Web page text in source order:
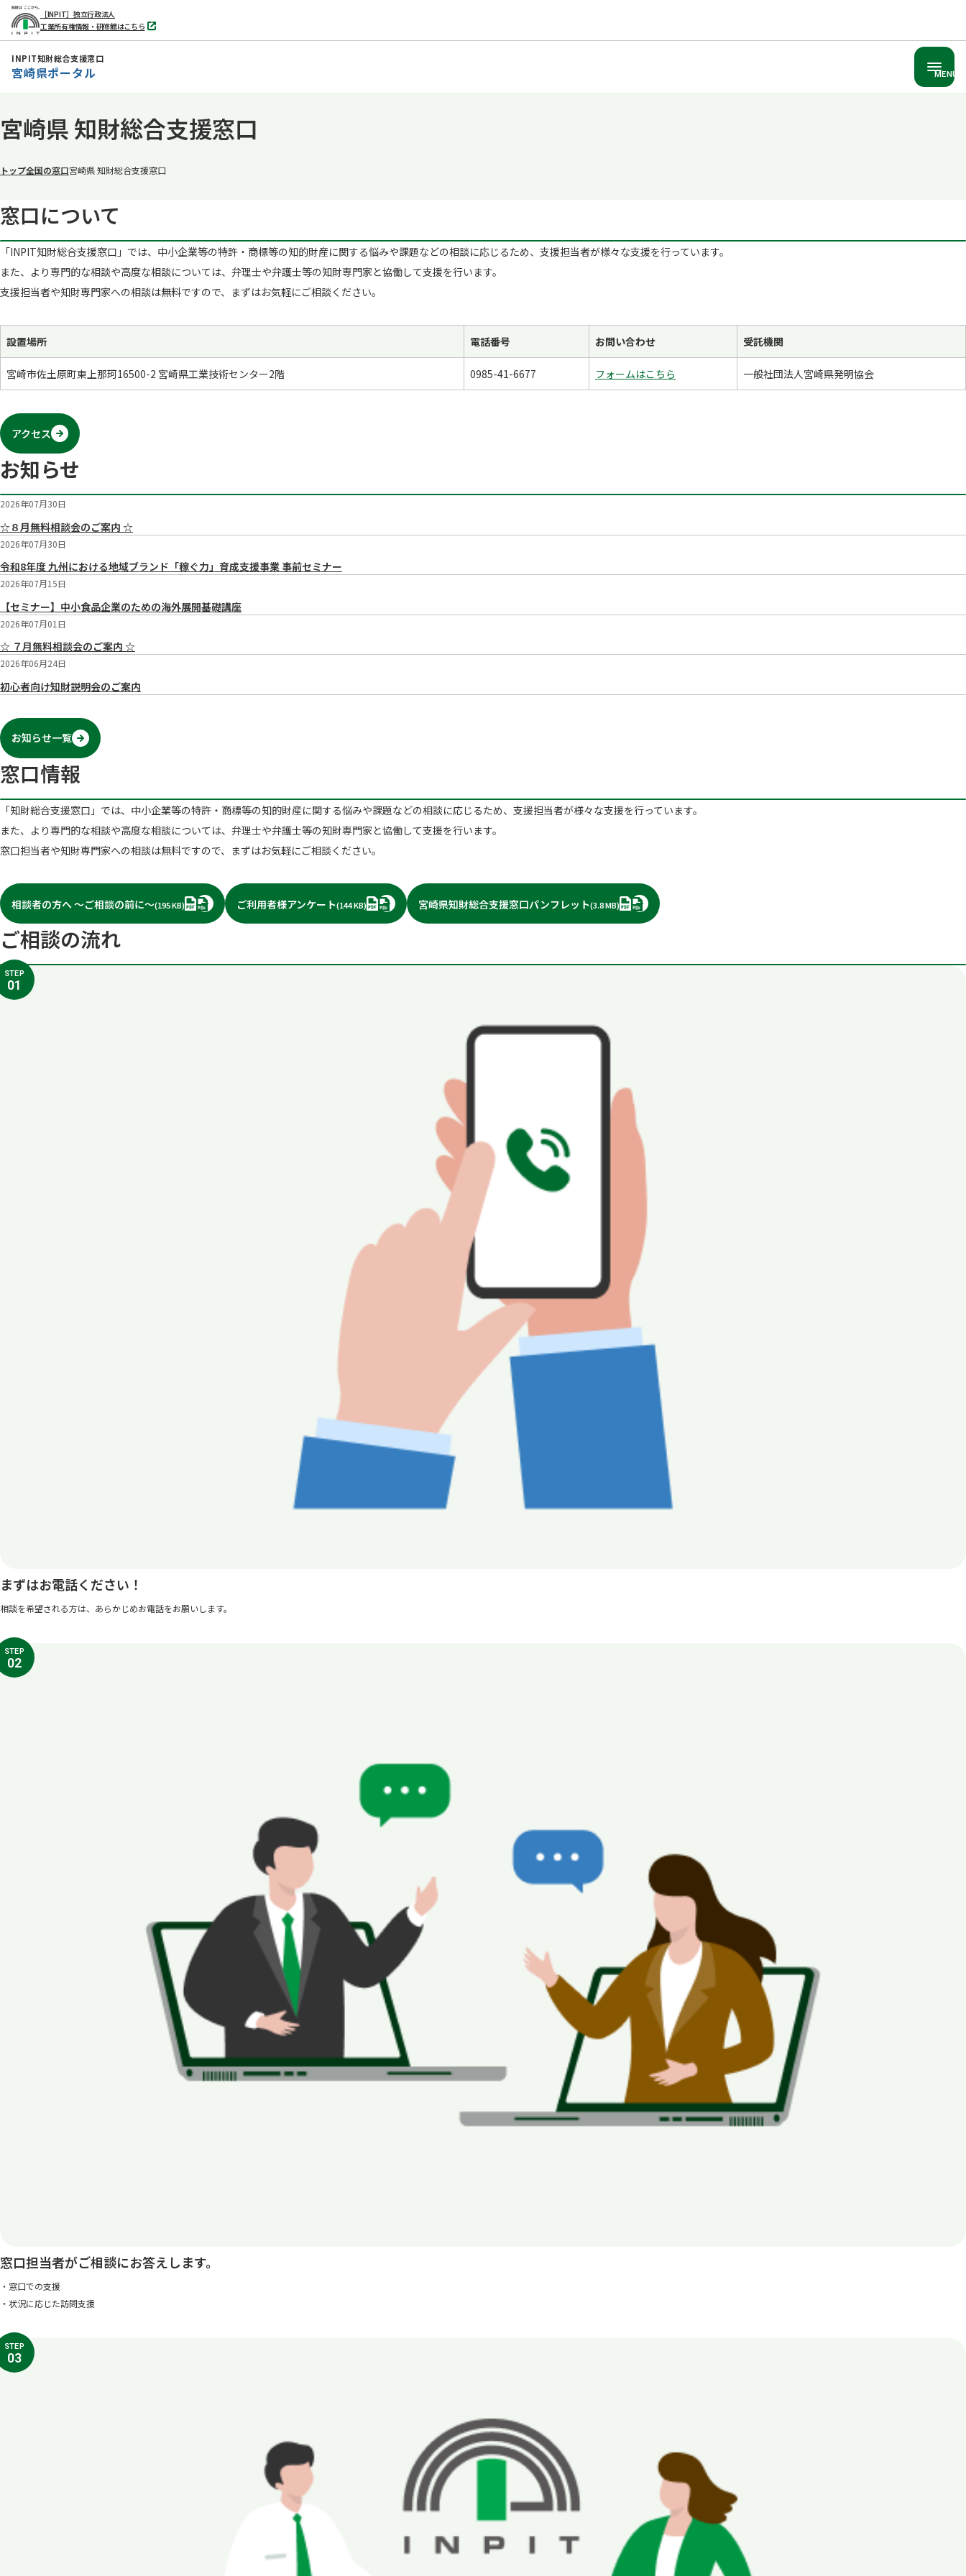
文
へ
［INPIT］独立行政法人
工業所有権情報・研修館はこちら
別
タ
INPIT知財総合支援窓口
宮崎県ポータル MENU
宮崎県 知財総合支援窓口
トップ全国の窓口宮崎県 知財総合支援窓口
窓口に​ついて
「INPIT知財総合支援窓口」では、​中小企業等の​特許・商標等の​知的財産に​関する​悩みや​課題などの​相談に​応じる​ため、​支援担当者が​様々な​支援を​行っています。
また、​より​専門的な​相談や​高度な​相談に​ついては、​弁理士や​弁護士等の​知財専門家と​協働して​支援を​行います。​
支援担当者や知財専門家への​相談は​無料ですので、​まずは​お気軽に​ご相談ください。
設置場​所​ 電話番号 お問い合わせ 受​託機​関
宮崎市佐土原町東上那珂16500-2 宮崎県工業技術センター2階 0985-41-6677 フォームはこちら 一般社団法人宮崎県発明協会
アクセス
お知らせ
2026年07月30日
☆８月無料相談会のご案内 ☆
2026年07月30日
令和8年度 九州における地域ブランド「稼ぐ力」育成支援事業 事前セミナー
2026年07月15日
【セミナー】中小食品企業のための海外展開基礎講座
2026年07月01日
☆ ７月無料相談会のご案内 ☆
2026年06月24日
初心者向け知財説明会のご案内
お知らせ一覧
窓口情報
「知財総合支援窓口」では、中小企業等の特許・商標等の知的財産に関する悩みや課題などの相談に応じるため、支援担当者が様々な支援を行っています。
また、より専門的な相談や高度な相談については、弁理士や弁護士等の知財専門家と協働して支援を行います。
窓口担当者や知財専門家への相談は無料ですので、まずはお気軽にご相談ください。
相談者の方へ ～ご相談の前に～(195 KB) PDF ご利用者様アンケート(144 KB) PDF 宮崎県知財総合支援窓口パンフレット(3.8 MB) PDF
ご相談の流れ
STEP
01
まずはお電話ください！
相談を希望される方は、あらかじめお電話をお願いします。
STEP
02
窓口担当者がご相談にお答えします。
・窓口での支援
・状況に応じた訪問支援
STEP
03